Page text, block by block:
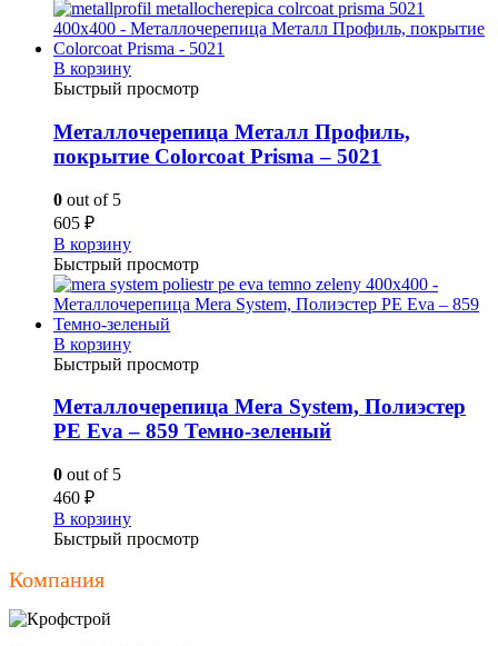
В корзину
Быстрый просмотр
Металлочерепица Металл Профиль,
покрытие Colorcoat Prisma – 5021
0 out of 5
605 ₽
В корзину
Быстрый просмотр
В корзину
Быстрый просмотр
Металлочерепица Mera System, Полиэстер
PE Eva – 859 Темно-зеленый
0 out of 5
460 ₽
В корзину
Быстрый просмотр
Компания